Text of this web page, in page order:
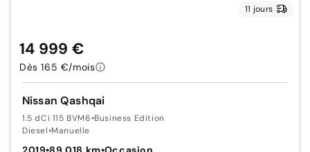
11 jours
Nissan Qashqai
1.5 dCi 115 BVM6•Business Edition
Diesel•Manuelle
14 999 €
Dès 165 €/mois